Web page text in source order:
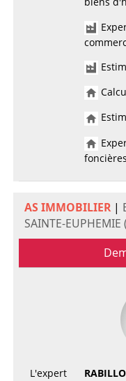
AS IMMOBILIER|
SAINTE-EUPHEMIE
L'expert